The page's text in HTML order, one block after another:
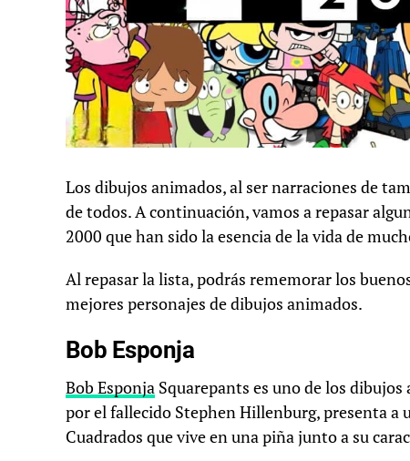
Los dibujos animados, al ser narraciones de
de todos. A continuación, vamos a repasar
2000 que han sido la esencia de la vida de
Al repasar la lista, podrás rememorar los
mejores personajes de dibujos animados.
Bob Esponja
Bob Esponja Squarepants es uno de los
por el fallecido Stephen Hillenburg, presenta a
Cuadrados que vive en una piña junto a su